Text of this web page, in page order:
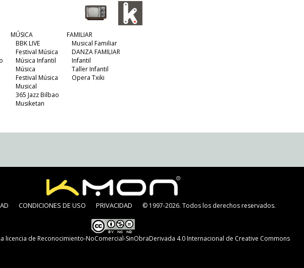
MÚSICA
BBK LIVE
Festival Música
Música Infantil
Música
Festival Música
Musical
365 Jazz Bilbao
Musiketan
FAMILIAR
Musical Familiar
DANZA FAMILIAR
Infantil
Taller Infantil
Opera Txiki
CONDICIONES DE USO PRIVACIDAD © 1997-2026. Todos los derechos reservados.
licencia de Reconocimiento-NoComercial-SinObraDerivada 4.0 Internacional de Creative Commons